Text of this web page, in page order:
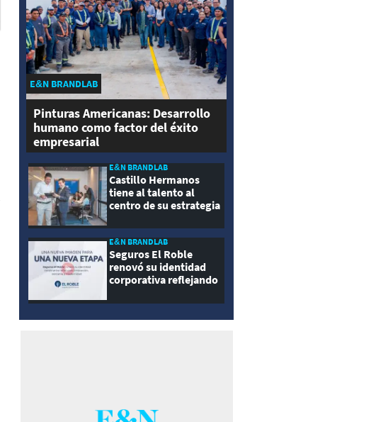
E&N BRANDLAB
Pinturas Americanas: Desarrollo
humano como factor del éxito
empresarial
E&N BRANDLAB
Castillo Hermanos
tiene al talento al
centro de su estrategia
E&N BRANDLAB
Seguros El Roble
renovó su identidad
corporativa reflejando
modernidad